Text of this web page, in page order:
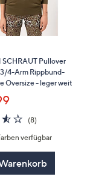
SCHRAUT Pullover
4-Arm Rippbund-
Oversize - leger weit
3.5
von
5
(8)8
verfügbar